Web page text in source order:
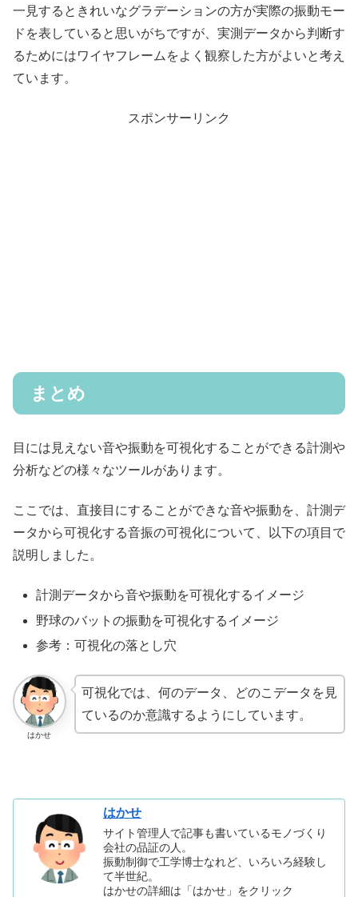
一見するときれいなグラデーションの方が実際の振動モー
ドを表していると思いがちですが、実測データから判断す
るためにはワイヤフレームをよく観察した方がよいと考え
ています。
スポンサーリンク
まとめ
目には見えない音や振動を可視化することができる計測や
分析などの様々なツールがあります。
ここでは、直接目にすることができな音や振動を、計測デ
ータから可視化する音振の可視化について、以下の項目で
説明しました。
計測データから音や振動を可視化するイメージ
野球のバットの振動を可視化するイメージ
参考：可視化の落とし穴
はかせ
可視化では、何のデータ、どのこデータを見
ているのか意識するようにしています。
はかせ
サイト管理人で記事も書いているモノづくり
会社の品証の人。
振動制御で工学博士なれど、いろいろ経験し
て半世紀。
はかせの詳細は「はかせ」をクリック